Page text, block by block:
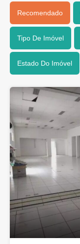
Recomendado
Tipo De Imóvel
Estado Do Imóvel